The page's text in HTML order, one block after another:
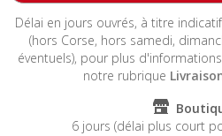
Délai en jours ouvrés, à titre
(hors Corse, hors samedi,
éventuels), pour plus
notre rubrique
6 jours (délai plus court